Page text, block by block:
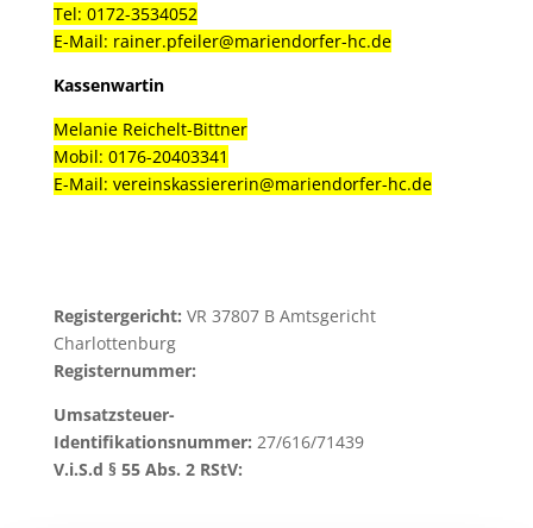
Tel: 0172-3534052
E-Mail: rainer.pfeiler@mariendorfer-hc.de
Kassenwartin
Melanie Reichelt-Bittner
Mobil: 0176-20403341
E-Mail: vereinskassiererin@mariendorfer-hc.de
Registergericht: VR 37807 B Amtsgericht
Charlottenburg
Registernummer:
Umsatzsteuer-
Identifikationsnummer: 27/616/71439
V.i.S.d § 55 Abs. 2 RStV: